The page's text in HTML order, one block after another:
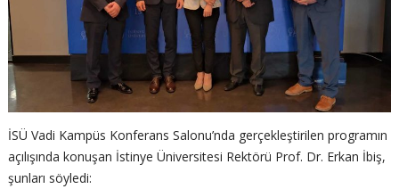
İSÜ Vadi Kampüs Konferans Salonu’nda gerçekleştirilen programın
açılışında konuşan İstinye Üniversitesi Rektörü Prof. Dr. Erkan İbiş,
şunları söyledi: